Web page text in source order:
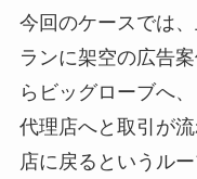
今回のケースでは
ランに架空の広告
らビッグローブへ
代理店へと取引が
店に戻るというル